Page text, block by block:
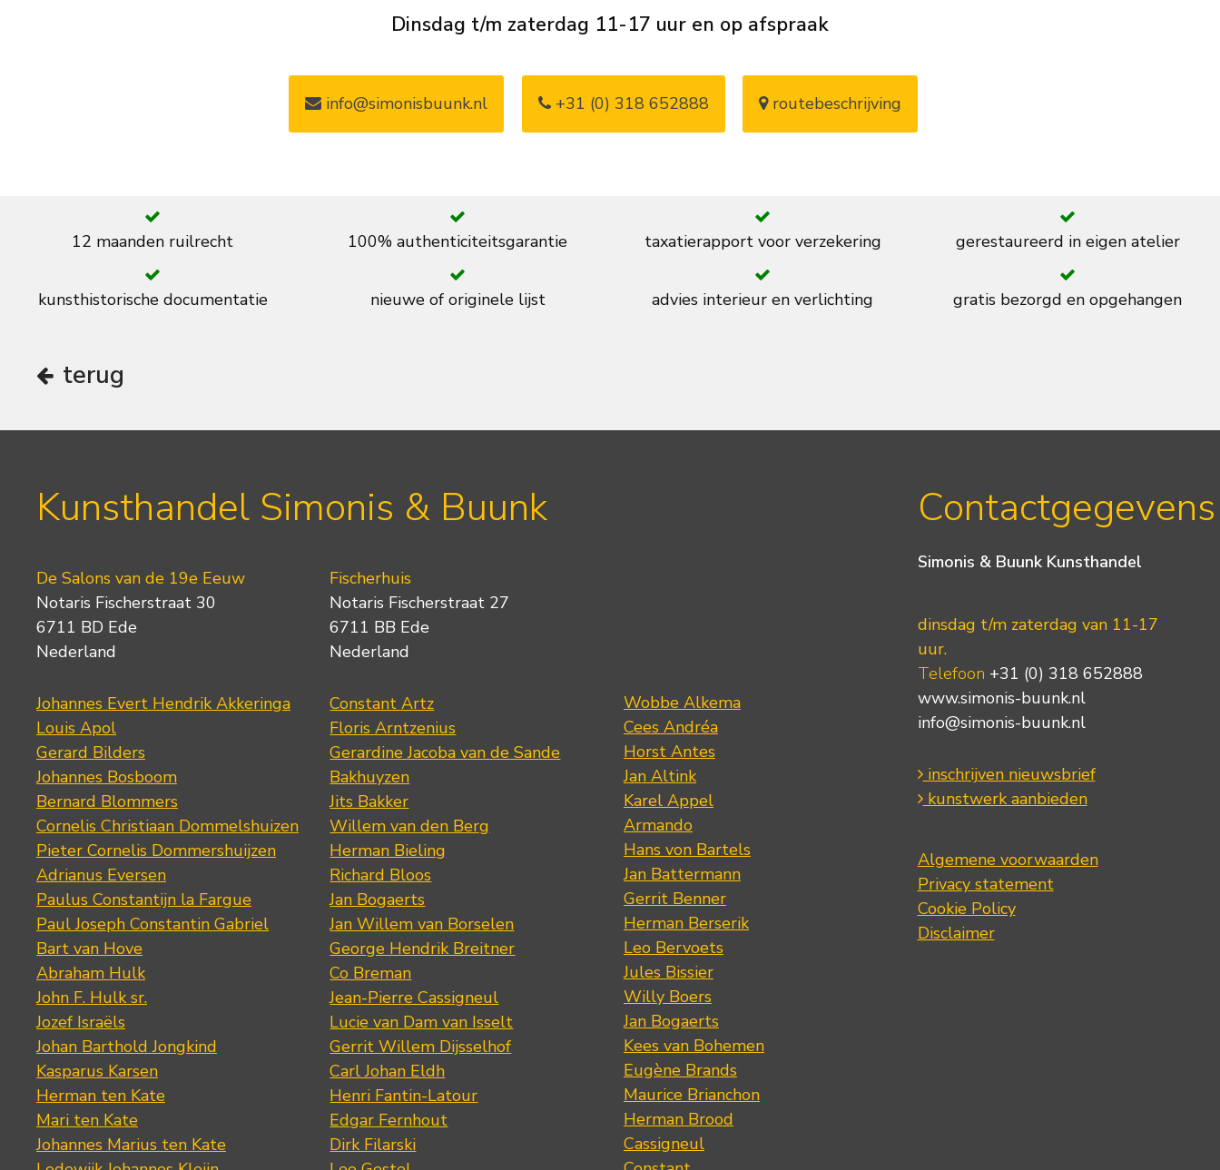
Dinsdag t/m zaterdag 11-17 uur en op afspraak
info@simonisbuunk.nl +31 (0) 318 652888 routebeschrijving
12 maanden ruilrecht 100% authenticiteitsgarantie taxatierapport voor verzekering gerestaureerd in eigen atelier
kunsthistorische documentatie nieuwe of originele lijst advies interieur en verlichting gratis bezorgd en opgehangen
terug
Kunsthandel Simonis & Buunk
De Salons van de 19e Eeuw
Notaris Fischerstraat 30
6711 BD Ede
Nederland
Johannes Evert Hendrik Akkeringa
Louis Apol
Gerard Bilders
Johannes Bosboom
Bernard Blommers
Cornelis Christiaan Dommelshuizen
Pieter Cornelis Dommershuijzen
Adrianus Eversen
Paulus Constantijn la Fargue
Paul Joseph Constantin Gabriel
Bart van Hove
Abraham Hulk
John F. Hulk sr.
Jozef Israëls
Johan Barthold Jongkind
Kasparus Karsen
Herman ten Kate
Mari ten Kate
Johannes Marius ten Kate
Fischerhuis
Notaris Fischerstraat 27
6711 BB Ede
Nederland
Constant Artz
Floris Arntzenius
Gerardine Jacoba van de Sande
Bakhuyzen
Jits Bakker
Willem van den Berg
Herman Bieling
Richard Bloos
Jan Bogaerts
Jan Willem van Borselen
George Hendrik Breitner
Co Breman
Jean-Pierre Cassigneul
Lucie van Dam van Isselt
Gerrit Willem Dijsselhof
Carl Johan Eldh
Henri Fantin-Latour
Edgar Fernhout
Dirk Filarski
Wobbe Alkema
Cees Andréa
Horst Antes
Jan Altink
Karel Appel
Armando
Hans von Bartels
Jan Battermann
Gerrit Benner
Herman Berserik
Leo Bervoets
Jules Bissier
Willy Boers
Jan Bogaerts
Kees van Bohemen
Eugène Brands
Maurice Brianchon
Herman Brood
Cassigneul
Contactgegevens
Simonis & Buunk Kunsthandel
dinsdag t/m zaterdag van 11-17
uur.
Telefoon +31 (0) 318 652888
www.simonis-buunk.nl
info@simonis-buunk.nl
inschrijven nieuwsbrief
kunstwerk aanbieden
Algemene voorwaarden
Privacy statement
Cookie Policy
Disclaimer